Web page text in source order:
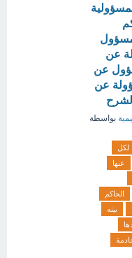
عن
عن
عن
بواسطة
لكل
عنها
الحاكم
بيته